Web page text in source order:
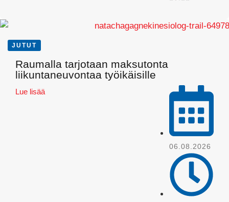
Pinterest
JUTUT
Raumalla tarjotaan maksutonta
liikuntaneuvontaa työikäisille
Lue lisää
06.08.2026